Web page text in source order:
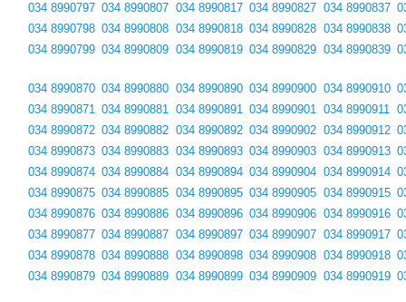
034 8990797
034 8990798
034 8990799
034 8990807
034 8990808
034 8990809
034 8990817
034 8990818
034 8990819
034 8990827
034 8990828
034 8990829
034 8990837
034 8990838
034 8990839
034 8990870
034 8990871
034 8990872
034 8990873
034 8990874
034 8990875
034 8990876
034 8990877
034 8990878
034 8990879
034 8990880
034 8990881
034 8990882
034 8990883
034 8990884
034 8990885
034 8990886
034 8990887
034 8990888
034 8990889
034 8990890
034 8990891
034 8990892
034 8990893
034 8990894
034 8990895
034 8990896
034 8990897
034 8990898
034 8990899
034 8990900
034 8990901
034 8990902
034 8990903
034 8990904
034 8990905
034 8990906
034 8990907
034 8990908
034 8990909
034 8990910
034 8990911
034 8990912
034 8990913
034 8990914
034 8990915
034 8990916
034 8990917
034 8990918
034 8990919